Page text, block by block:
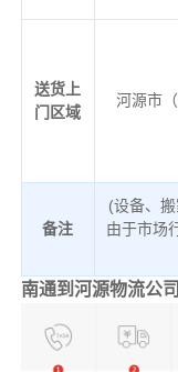
送货上
门区域
河源市
备注
(设备、
由于市场
南通到河源物流公